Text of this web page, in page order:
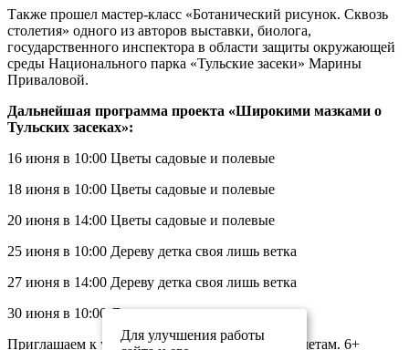
Также прошел мастер-класс «Ботанический рисунок. Сквозь
столетия» одного из авторов выставки, биолога,
государственного инспектора в области защиты окружающей
среды Национального парка «Тульские засеки» Марины
Приваловой.
Дальнейшая программа проекта «Широкими мазками о
Тульских засеках»:
16 июня в 10:00 Цветы садовые и полевые
18 июня в 10:00 Цветы садовые и полевые
20 июня в 14:00 Цветы садовые и полевые
25 июня в 10:00 Дереву детка своя лишь ветка
27 июня в 14:00 Дереву детка своя лишь ветка
30 июня в 10:00 Дереву детка своя лишь ветка.
Приглашаем к участию желающих. Вход по билетам. 6+
Для улучшения работы